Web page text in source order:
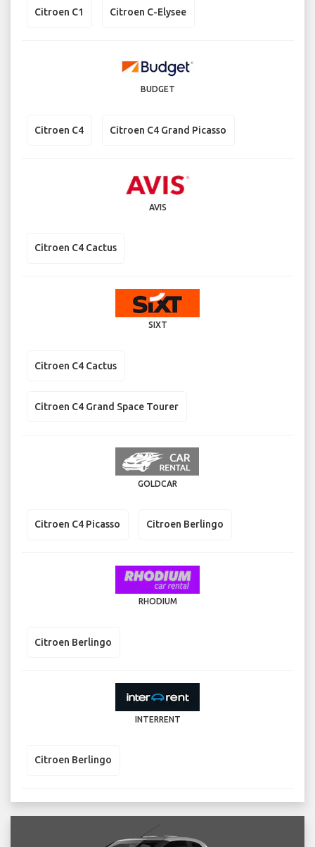
Citroen C1 Citroen C-Elysee
BUDGET
Citroen C4 Citroen C4 Grand Picasso
AVIS
Citroen C4 Cactus
SIXT
Citroen C4 Cactus
Citroen C4 Grand Space Tourer
GOLDCAR
Citroen C4 Picasso Citroen Berlingo
RHODIUM
Citroen Berlingo
INTERRENT
Citroen Berlingo